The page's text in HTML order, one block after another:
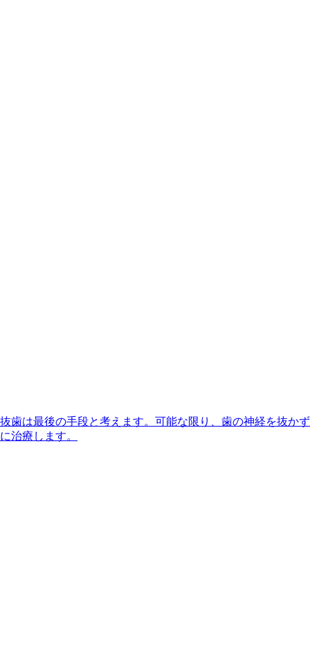
抜歯は最後の手段と考えます。可能な限り、歯の神経を抜かず
に治療します。